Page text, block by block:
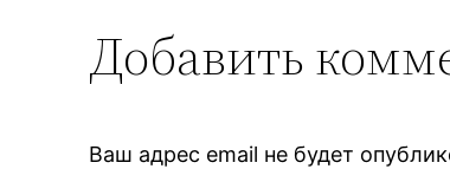
Добавить
Ваш адрес email не будет